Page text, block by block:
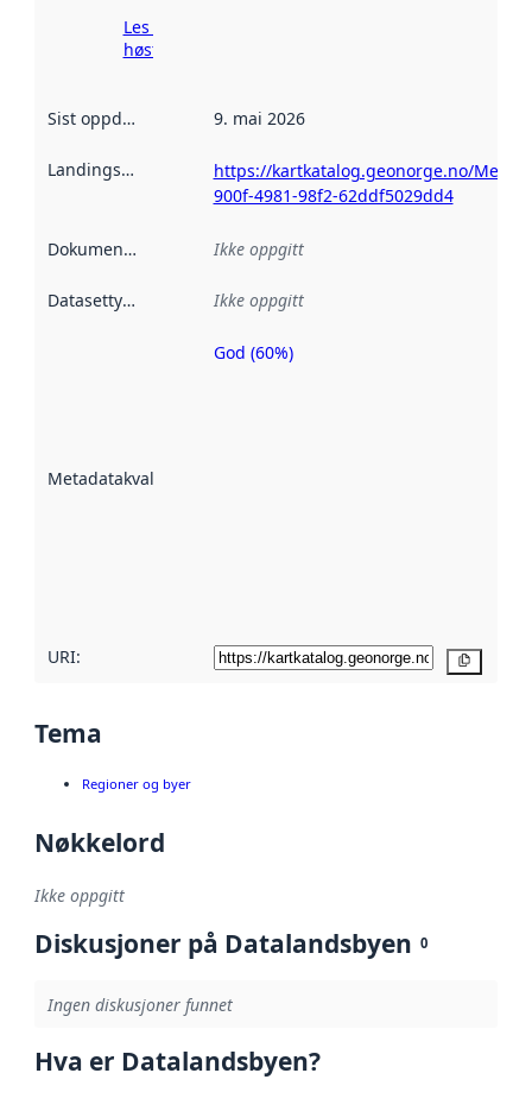
Les mer om
høsting her
Sist oppdatert 9. mai 2026
Landingsside
https://kartkatalog.geonorge.no/
900f-4981-98f2-62ddf5029dd4
Dokumentasjon Ikke oppgitt
Datasettype Ikke oppgitt
Metadatakvalitet
Metadatakvalitet
God (60%)
URI:
Tema
Regioner og byer
Nøkkelord
Ikke oppgitt
Diskusjoner på Datalandsbyen 0
Ingen diskusjoner funnet
Hva er Datalandsbyen?